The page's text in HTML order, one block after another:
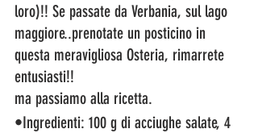
loro)!! Se passate da Verbania, sul lago
maggiore..prenotate un posticino in
questa meravigliosa Osteria, rimarrete
entusiasti!!
ma passiamo alla ricetta.
•Ingredienti: 100 g di acciughe salate, 4